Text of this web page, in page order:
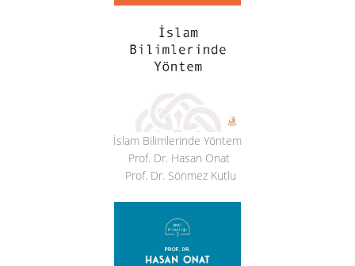
İslam Bilimlerinde Yöntem
Prof. Dr. Hasan Onat
Prof. Dr. Sönmez Kutlu